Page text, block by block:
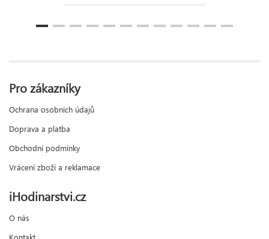
Pro zákazníky
Ochrana osobních údajů
Doprava a platba
Obchodní podmínky
Vrácení zboží a reklamace
iHodinarstvi.cz
O nás
Kontakt